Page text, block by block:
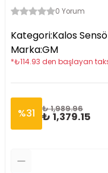
0 Yorum
Kategori:Kalos
Marka:GM
*₺114.93 den başlayan
%31 ₺ 1,989.96
₺ 1,379.15